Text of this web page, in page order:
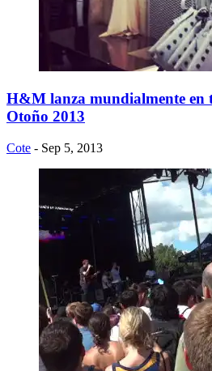
H&M lanza mundialmente en
Otoño 2013
Cote - Sep 5, 2013